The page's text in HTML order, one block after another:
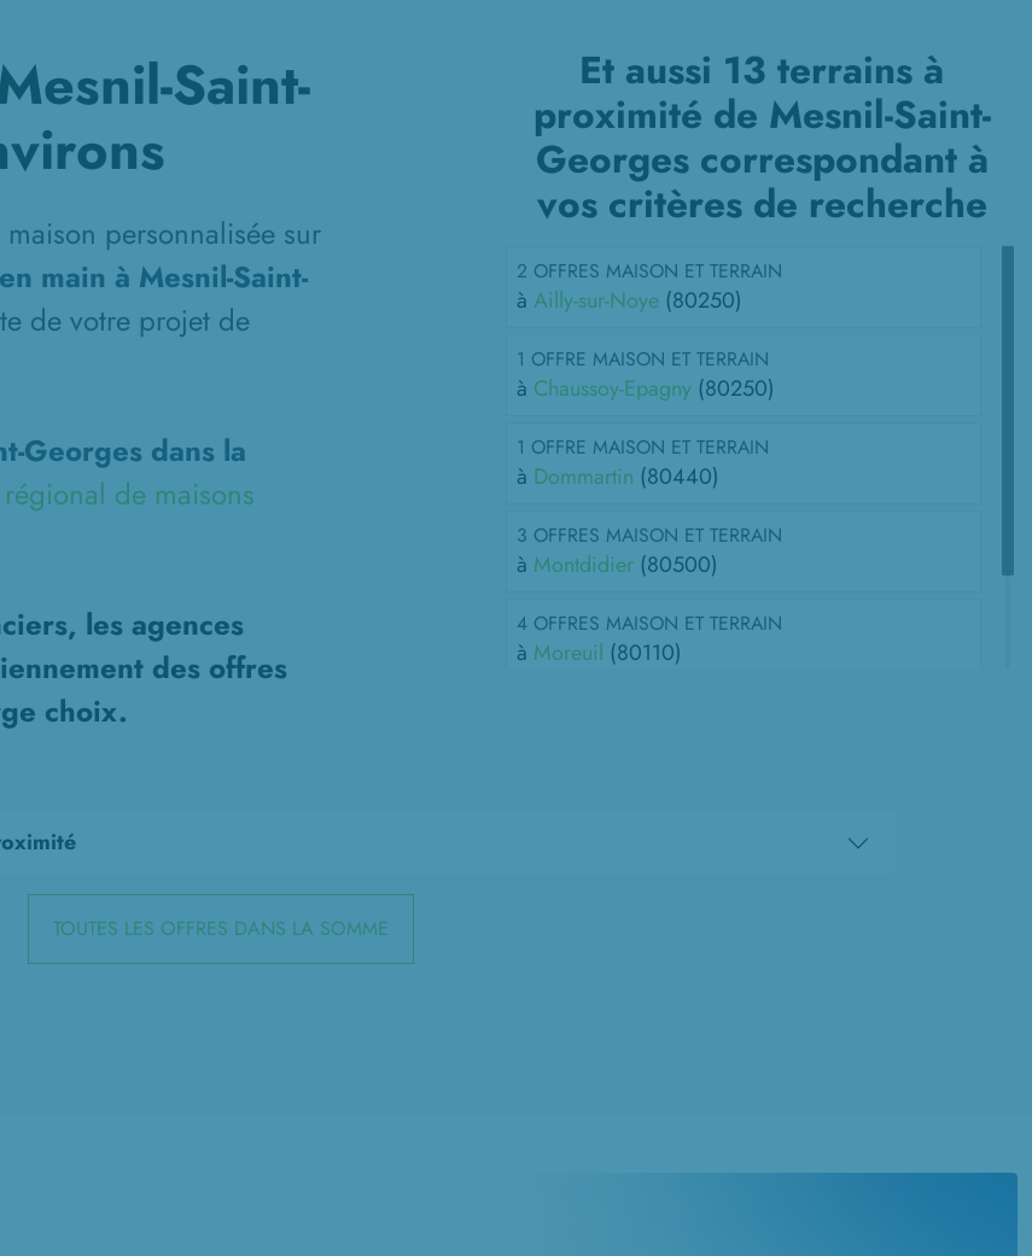
Saint-
personnalisée sur
main à Mesnil-Saint-
de votre projet de
Georges dans la
de maisons
les agences
des offres
choix.
Et aussi 13 terrains à
proximité de Mesnil-Saint-
Georges correspondant à
vos critères de recherche
2 OFFRES MAISON ET TERRAIN
à Ailly-sur-Noye (80250)
1 OFFRE MAISON ET TERRAIN
à Chaussoy-Epagny (80250)
1 OFFRE MAISON ET TERRAIN
à Dommartin (80440)
3 OFFRES MAISON ET TERRAIN
à Montdidier (80500)
4 OFFRES MAISON ET TERRAIN
à Moreuil (80110)
TOUTES LES OFFRES DANS LA SOMME